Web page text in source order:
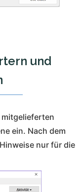
und
mitgelieferten
ein. Nach dem
nur für die